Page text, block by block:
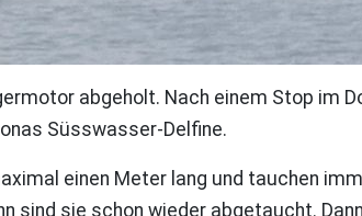
abgeholt. Nach einem Stop im
Süsswasser-Delfine.
einen Meter lang und tauchen
sind sie schon wieder abgetaucht.